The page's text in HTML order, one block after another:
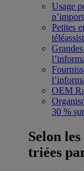
Usage
Petites
OEM
30 %
Selon
triées